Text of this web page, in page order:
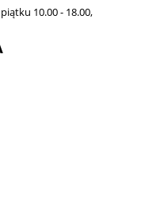
10.00 - 18.00,